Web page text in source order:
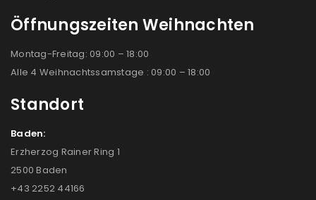
Öffnungszeiten Weihnachten
Montag-Freitag: 09:00 – 18:00
Alle 4 Weihnachtssamstage : 09:00 – 18:00
Standort
Baden:
Erzherzog Rainer Ring 1
2500 Baden
+43 2252 44166